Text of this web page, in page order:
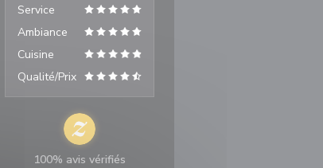
Service
Ambiance
Cuisine
Qualité/Prix
100% avis vérifiés